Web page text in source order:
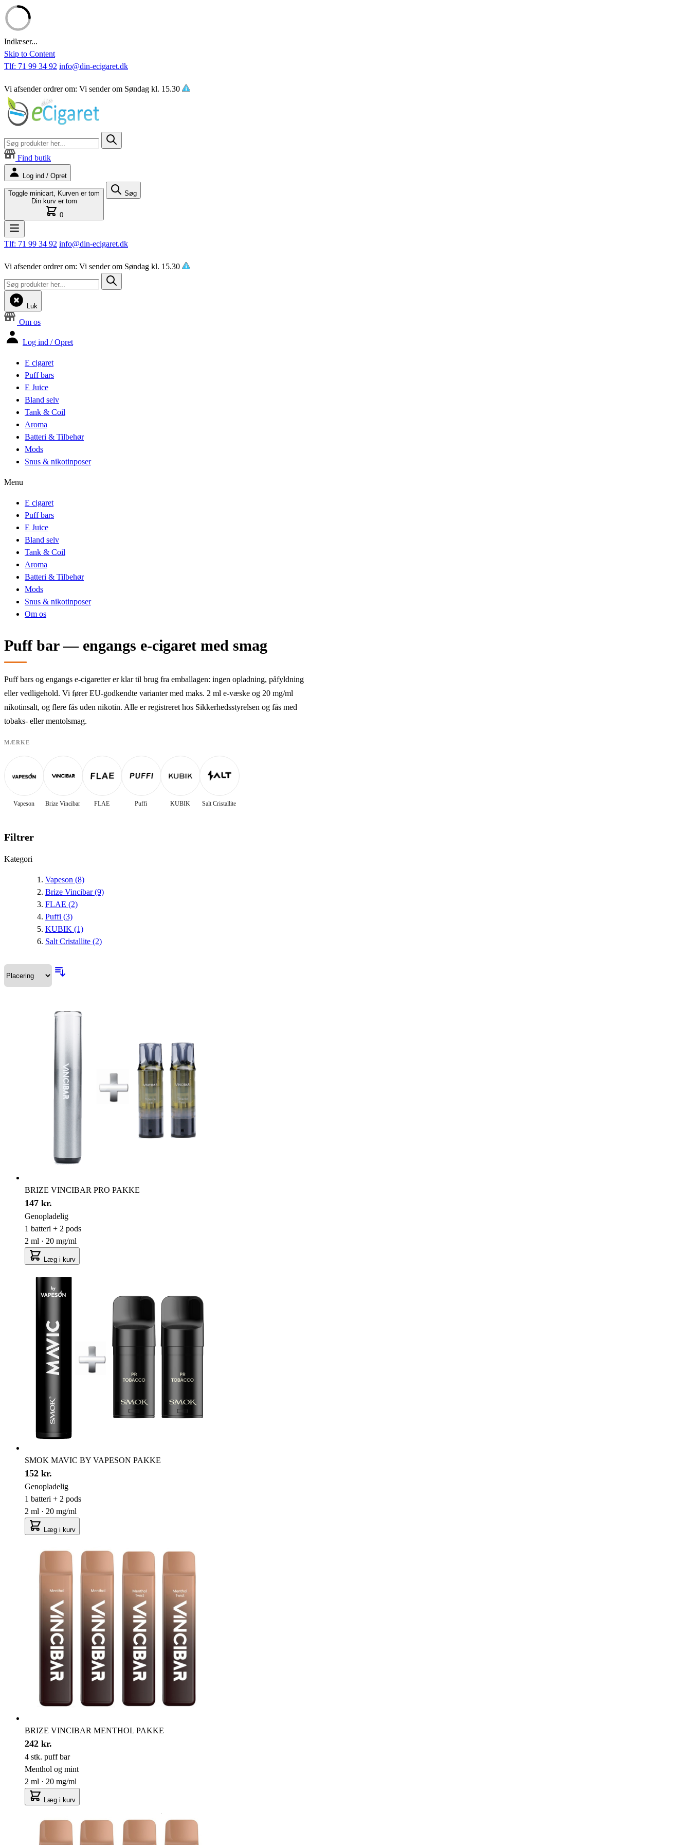
Indlæser...
Skip to Content
Tlf: 71 99 34 92 info@din-ecigaret.dk
Vi afsender ordrer om: Vi sender om Søndag kl. 15.30
Find butik
Log ind / Opret
Toggle minicart, Kurven er tom
Din kurv er tom
0
Søg
Tlf: 71 99 34 92 info@din-ecigaret.dk
Vi afsender ordrer om: Vi sender om Søndag kl. 15.30
Luk
Om os
Log ind / Opret
E cigaret
Puff bars
E Juice
Bland selv
Tank & Coil
Aroma
Batteri & Tilbehør
Mods
Snus & nikotinposer
Menu
E cigaret
Puff bars
E Juice
Bland selv
Tank & Coil
Aroma
Batteri & Tilbehør
Mods
Snus & nikotinposer
Om os
Puff bar — engangs e-cigaret med smag
Puff bars og engangs e-cigaretter er klar til brug fra emballagen: ingen opladning, påfyldning
eller vedligehold. Vi fører EU-godkendte varianter med maks. 2 ml e-væske og 20 mg/ml
nikotinsalt, og flere fås uden nikotin. Alle er registreret hos Sikkerhedsstyrelsen og fås med
tobaks- eller mentolsmag.
MÆRKE
Vapeson Brize Vincibar FLAE Puffi KUBIK Salt Cristallite
Filtrer
Kategori
Vapeson (8)
Brize Vincibar (9)
FLAE (2)
Puffi (3)
KUBIK (1)
Salt Cristallite (2)
BRIZE VINCIBAR PRO PAKKE
147 kr.
Genopladelig
1 batteri + 2 pods
2 ml · 20 mg/ml
Læg i kurv
SMOK MAVIC BY VAPESON PAKKE
152 kr.
Genopladelig
1 batteri + 2 pods
2 ml · 20 mg/ml
Læg i kurv
BRIZE VINCIBAR MENTHOL PAKKE
242 kr.
4 stk. puff bar
Menthol og mint
2 ml · 20 mg/ml
Læg i kurv